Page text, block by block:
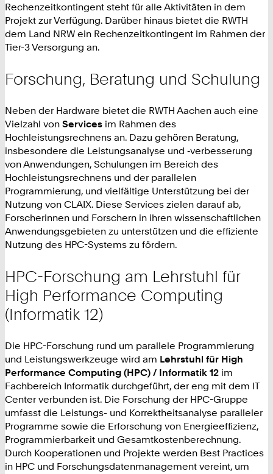
Rechenzeitkontingent steht für alle Aktivitäten in dem
Projekt zur Verfügung. Darüber hinaus bietet die RWTH
dem Land NRW ein Rechenzeitkontingent im Rahmen der
Tier-3 Versorgung an.
Forschung, Beratung und Schulung
Neben der Hardware bietet die RWTH Aachen auch eine
Vielzahl von Services im Rahmen des
Hochleistungsrechnens an. Dazu gehören Beratung,
insbesondere die Leistungsanalyse und ‑verbesserung
von Anwendungen, Schulungen im Bereich des
Hochleistungsrechnens und der parallelen
Programmierung, und vielfältige Unterstützung bei der
Nutzung von CLAIX. Diese Services zielen darauf ab,
Forscherinnen und Forschern in ihren wissenschaftlichen
Anwendungsgebieten zu unterstützen und die effiziente
Nutzung des HPC-Systems zu fördern.
HPC-Forschung am Lehrstuhl für
High Performance Computing
(Informatik 12)
Die HPC-Forschung rund um parallele Programmierung
und Leistungswerkzeuge wird am Lehrstuhl für High
Performance Computing (HPC) / Informatik 12 im
Fachbereich Informatik durchgeführt, der eng mit dem IT
Center verbunden ist. Die Forschung der HPC-Gruppe
umfasst die Leistungs- und Korrektheitsanalyse paralleler
Programme sowie die Erforschung von Energieeffizienz,
Programmierbarkeit und Gesamtkostenberechnung.
Durch Kooperationen und Projekte werden Best Practices
in HPC und Forschungsdatenmanagement vereint, um